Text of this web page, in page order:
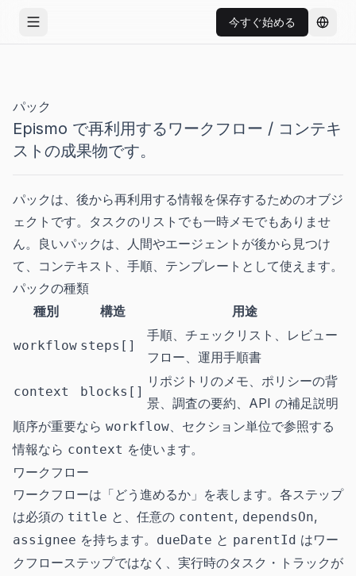
メニューを開く 今すぐ始める 言語
パック
Epismo で再利用するワークフロー / コンテキ
ストの成果物です。
パックは、後から再利用する情報を保存するためのオブジ
ェクトです。タスクのリストでも一時メモでもありませ
ん。良いパックは、人間やエージェントが後から見つけ
て、コンテキスト、手順、テンプレートとして使えます。
パックの種類
種別
構造 用途
workflow steps[]
手順、チェックリスト、レビュー
フロー、運用手順書
context blocks[]
リポジトリのメモ、ポリシーの背
景、調査の要約、API の補足説明
順序が重要なら workflow、セクション単位で参照する
情報なら context を使います。
ワークフロー
ワークフローは「どう進めるか」を表します。各ステップ
は必須の title と、任意の content, dependsOn,
assignee を持ちます。 dueDate と parentId はワー
クフローステップではなく、実行時のタスク・トラックが